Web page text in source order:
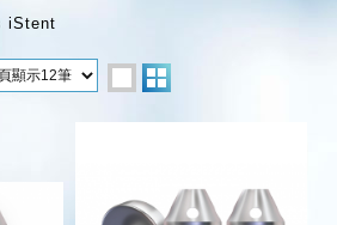
iStent